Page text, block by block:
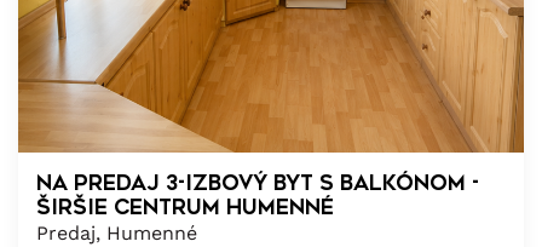
NA PREDAJ 3-izbový byt s balkónom -
ŠIRŠIE CENTRUM HUMENNÉ
Predaj, Humenné